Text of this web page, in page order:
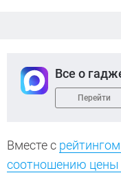
Все о
Перейти
Вместе с
соотношению цены